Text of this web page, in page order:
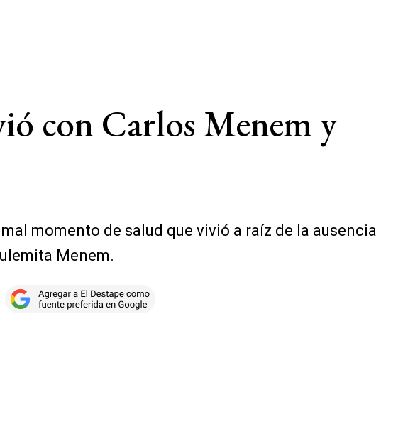
con Carlos Menem y
momento de salud que vivió a raíz de la ausencia
Menem.